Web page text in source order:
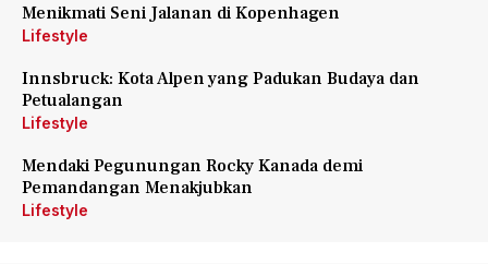
Menikmati Seni Jalanan di Kopenhagen
Lifestyle
Innsbruck: Kota Alpen yang Padukan Budaya dan
Petualangan
Lifestyle
Mendaki Pegunungan Rocky Kanada demi
Pemandangan Menakjubkan
Lifestyle